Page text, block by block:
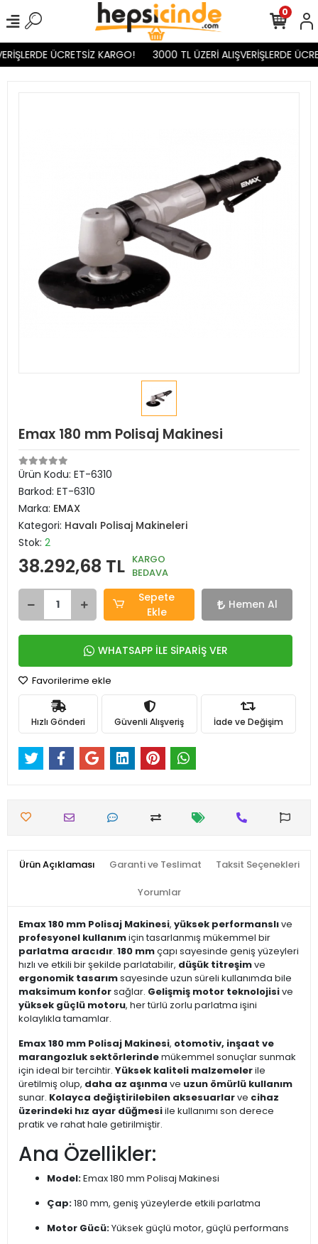
ÜCRETSİZ KARGO! 3000 TL ÜZERİ ALIŞVERİŞLERDE
0
Emax 180 mm Polisaj Makinesi
Ürün Kodu: ET-6310
Barkod: ET-6310
Marka: EMAX
Kategori: Havalı Polisaj Makineleri
Stok: 2
38.292,68 TL KARGO
BEDAVA
Sepete
Ekle
Hemen Al
WHATSAPP İLE SİPARİŞ VER
Favorilerime ekle
Hızlı Gönderi Güvenli Alışveriş İade ve Değişim
Ürün Açıklaması Garanti ve Teslimat Taksit Seçenekleri
Yorumlar
Emax 180 mm Polisaj Makinesi, yüksek performanslıve
profesyonel kullanımiçin tasarlanmış mükemmel bir
parlatma aracıdır. 180 mmçapı sayesinde geniş yüzeyleri
hızlı ve etkili bir şekilde parlatabilir, düşük titreşimve
ergonomik tasarımsayesinde uzun süreli kullanımda bile
maksimum konforsağlar. Gelişmiş motor teknolojisive
yüksek güçlü motoru, her türlü zorlu parlatma işini
kolaylıkla tamamlar.
Emax 180 mm Polisaj Makinesi, otomotiv, inşaat ve
marangozluk sektörlerindemükemmel sonuçlar sunmak
için ideal bir tercihtir. Yüksek kaliteli malzemelerile
üretilmiş olup, daha az aşınma ve uzun ömürlü kullanım
sunar. Kolayca değiştirilebilen aksesuarlarve cihaz
üzerindeki hız ayar düğmesiile kullanımı son derece
pratik ve rahat hale getirilmiştir.
Ana Özellikler:
Model:Emax 180 mm Polisaj Makinesi
Çap:180 mm, geniş yüzeylerde etkili parlatma
Motor Gücü:Yüksek güçlü motor, güçlü performans